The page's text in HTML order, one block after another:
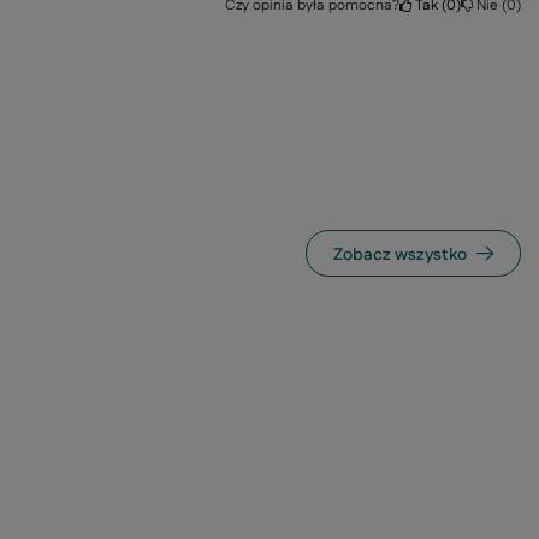
Czy opinia była pomocna? Tak 0 Nie 0
Zobacz wszystko